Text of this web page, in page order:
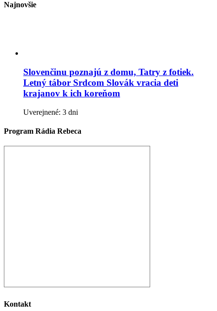
Najnovšie
Slovenčinu poznajú z domu, Tatry z fotiek.
Letný tábor Srdcom Slovák vracia deti
krajanov k ich koreňom
Uverejnené: 3 dni
Program Rádia Rebeca
Kontakt